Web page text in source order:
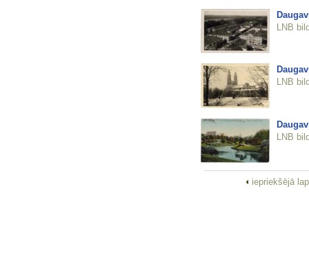
LNB
LNB
LNB
iepriekšējā